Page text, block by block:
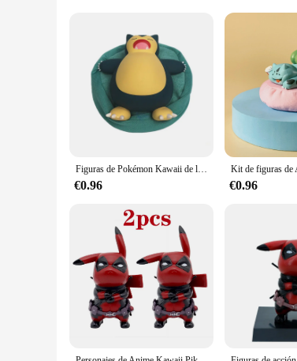
Performance and Property: Durable and
Parts and Accessories: Comes as a set,
Features:
**Unleash the Magic of Pokemon Durmiente**
Immerse yourself in the enchanting world of
the essence of your favorite Pokemon
to gift a piece of Pokemon nostalgia, these
**Perfect for Every Pokemon Enthusiast**
Our sets of Pokemon Durmiente figures are
love for Pokemon in any room. The durable
enhance your personal space or seeking the
With our wholesale and vendor options, we
making it easy to display your favorite
versatile enough to fit any environment. With
Figuras de Pokémon Kawaii de la serie de adornos de postura para dormir, juguetes de dibujos animados de Anime, Pikachu, tiempo Casual, regalos para niños
€0.96 €0.96